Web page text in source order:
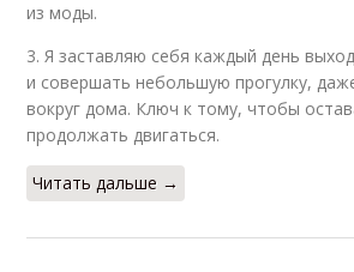
из моды.
3. Я заставляю себя каждый день
и совершать небольшую прогулку,
вокруг дома. Ключ к тому, чтобы
продолжать двигаться.
Читать дальше →